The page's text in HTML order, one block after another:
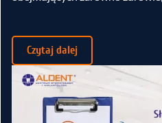
Czytaj dalej